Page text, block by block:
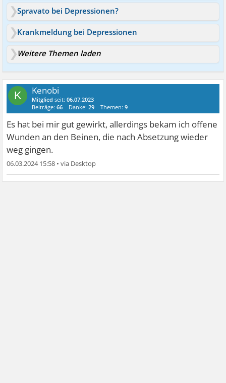
Spravato bei Depressionen?
Krankmeldung bei Depressionen
Weitere Themen laden
K Kenobi
Mitglied seit:06.07.2023
Beiträge:66 Danke:29 Themen:9
Es hat bei mir gut gewirkt, allerdings bekam ich offene
Wunden an den Beinen, die nach Absetzung wieder
weg gingen.
06.03.2024 15:58 •